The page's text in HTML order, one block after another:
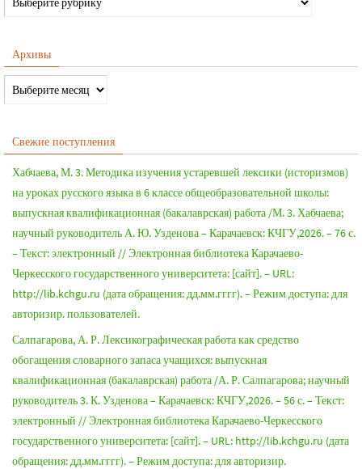
Архивы
Свежие поступления
Хабчаева, М. 3. Методика изучения устаревшей лексики (историзмов)
на уроках русского языка в 6 классе общеобразовательной школы:
выпускная квалификационная (бакалаврская) работа /М. 3. Хабчаева;
научный руководитель А. Ю. Узденова – Карачаевск: КЧГУ,2026. – 76 с.
– Текст: электронный // Электронная библиотека Карачаево-
Черкесского государственного университета: [сайт]. – URL:
http://lib.kchgu.ru (дата обращения: дд.мм.гггг). – Режим доступа: для
авторизир. пользователей.
Салпагарова, А. Р. Лексикографическая работа как средство
обогащения словарного запаса учащихся: выпускная
квалификационная (бакалаврская) работа /А. Р. Салпагарова; научный
руководитель 3. К. Узденова – Карачаевск: КЧГУ,2026. – 56 с. – Текст:
электронный // Электронная библиотека Карачаево-Черкесского
государственного университета: [сайт]. – URL: http://lib.kchgu.ru (дата
обращения: дд.мм.гггг). – Режим доступа: для авторизир.